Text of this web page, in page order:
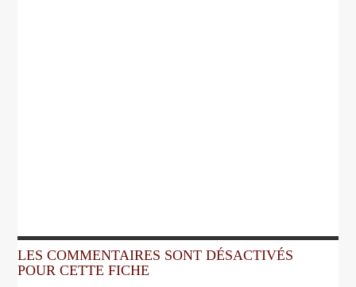
LES COMMENTAIRES SONT DÉSACTIVÉS
POUR CETTE FICHE